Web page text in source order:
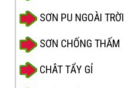
SƠN PU NGOÀI TRỜI
SƠN CHỐNG THẤM
CHÂT TẨY GỈ